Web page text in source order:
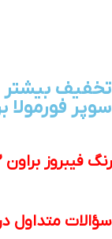
تخفیف بیشتر
سوپر فورمولا براون 2 -
رنگ فیبروز براون 2 سوپر فورمولا
سؤالات متداول